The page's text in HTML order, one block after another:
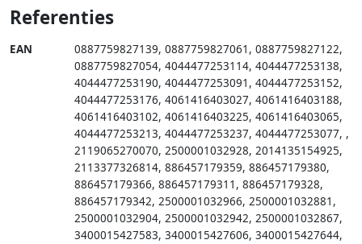
Referenties
EAN 0887759827139, 0887759827061 , 0887759827122,
0887759827054, 4044477253114, 4044477253138,
4044477253190, 4044477253091 , 4044477253152,
4044477253176, 4061416403027, 4061416403188,
4061416403102, 4061416403225, 4061416403065,
4044477253213, 4044477253237, 4044477253077, ,
2119065270070, 2500001032928, 2014135154925,
2113377326814, 886457179359, 886457179380,
886457179366, 886457179311 , 886457179328,
886457179342, 2500001032966, 2500001032881 ,
2500001032904, 2500001032942, 2500001032867,
3400015427583, 3400015427606, 3400015427644,